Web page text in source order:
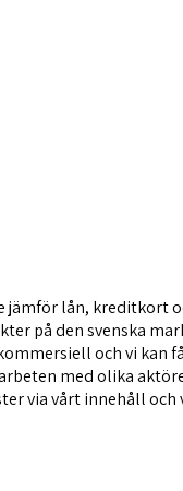
jämför lån, kreditkort
på den svenska
och vi kan
med olika
via vårt innehåll och